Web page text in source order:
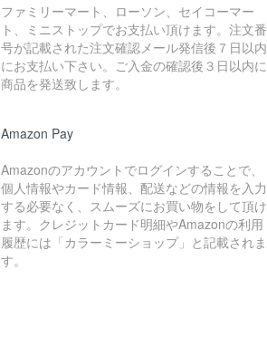
ファミリーマート、ローソン、セイコーマー
ト、ミニストップでお支払い頂けます。注文番
号が記載された注文確認メール発信後７日以内
にお支払い下さい。ご入金の確認後３日以内に
商品を発送致します。
Amazon Pay
Amazonのアカウントでログインすることで、
個人情報やカード情報、配送などの情報を入力
する必要なく、スムーズにお買い物をして頂け
ます。クレジットカード明細やAmazonの利用
履歴には「カラーミーショップ」と記載されま
す。